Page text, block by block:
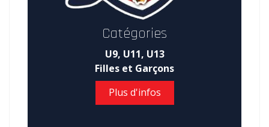
Catégories
U9, U11, U13
Filles et Garçons
Plus d'infos